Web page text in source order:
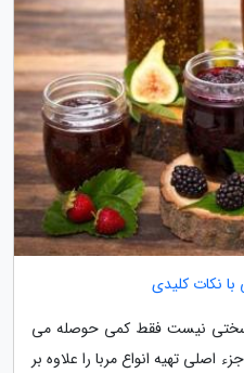
سختی نیست فقط کمی حوصله می
تهیه انواع مربا را علاوه بر